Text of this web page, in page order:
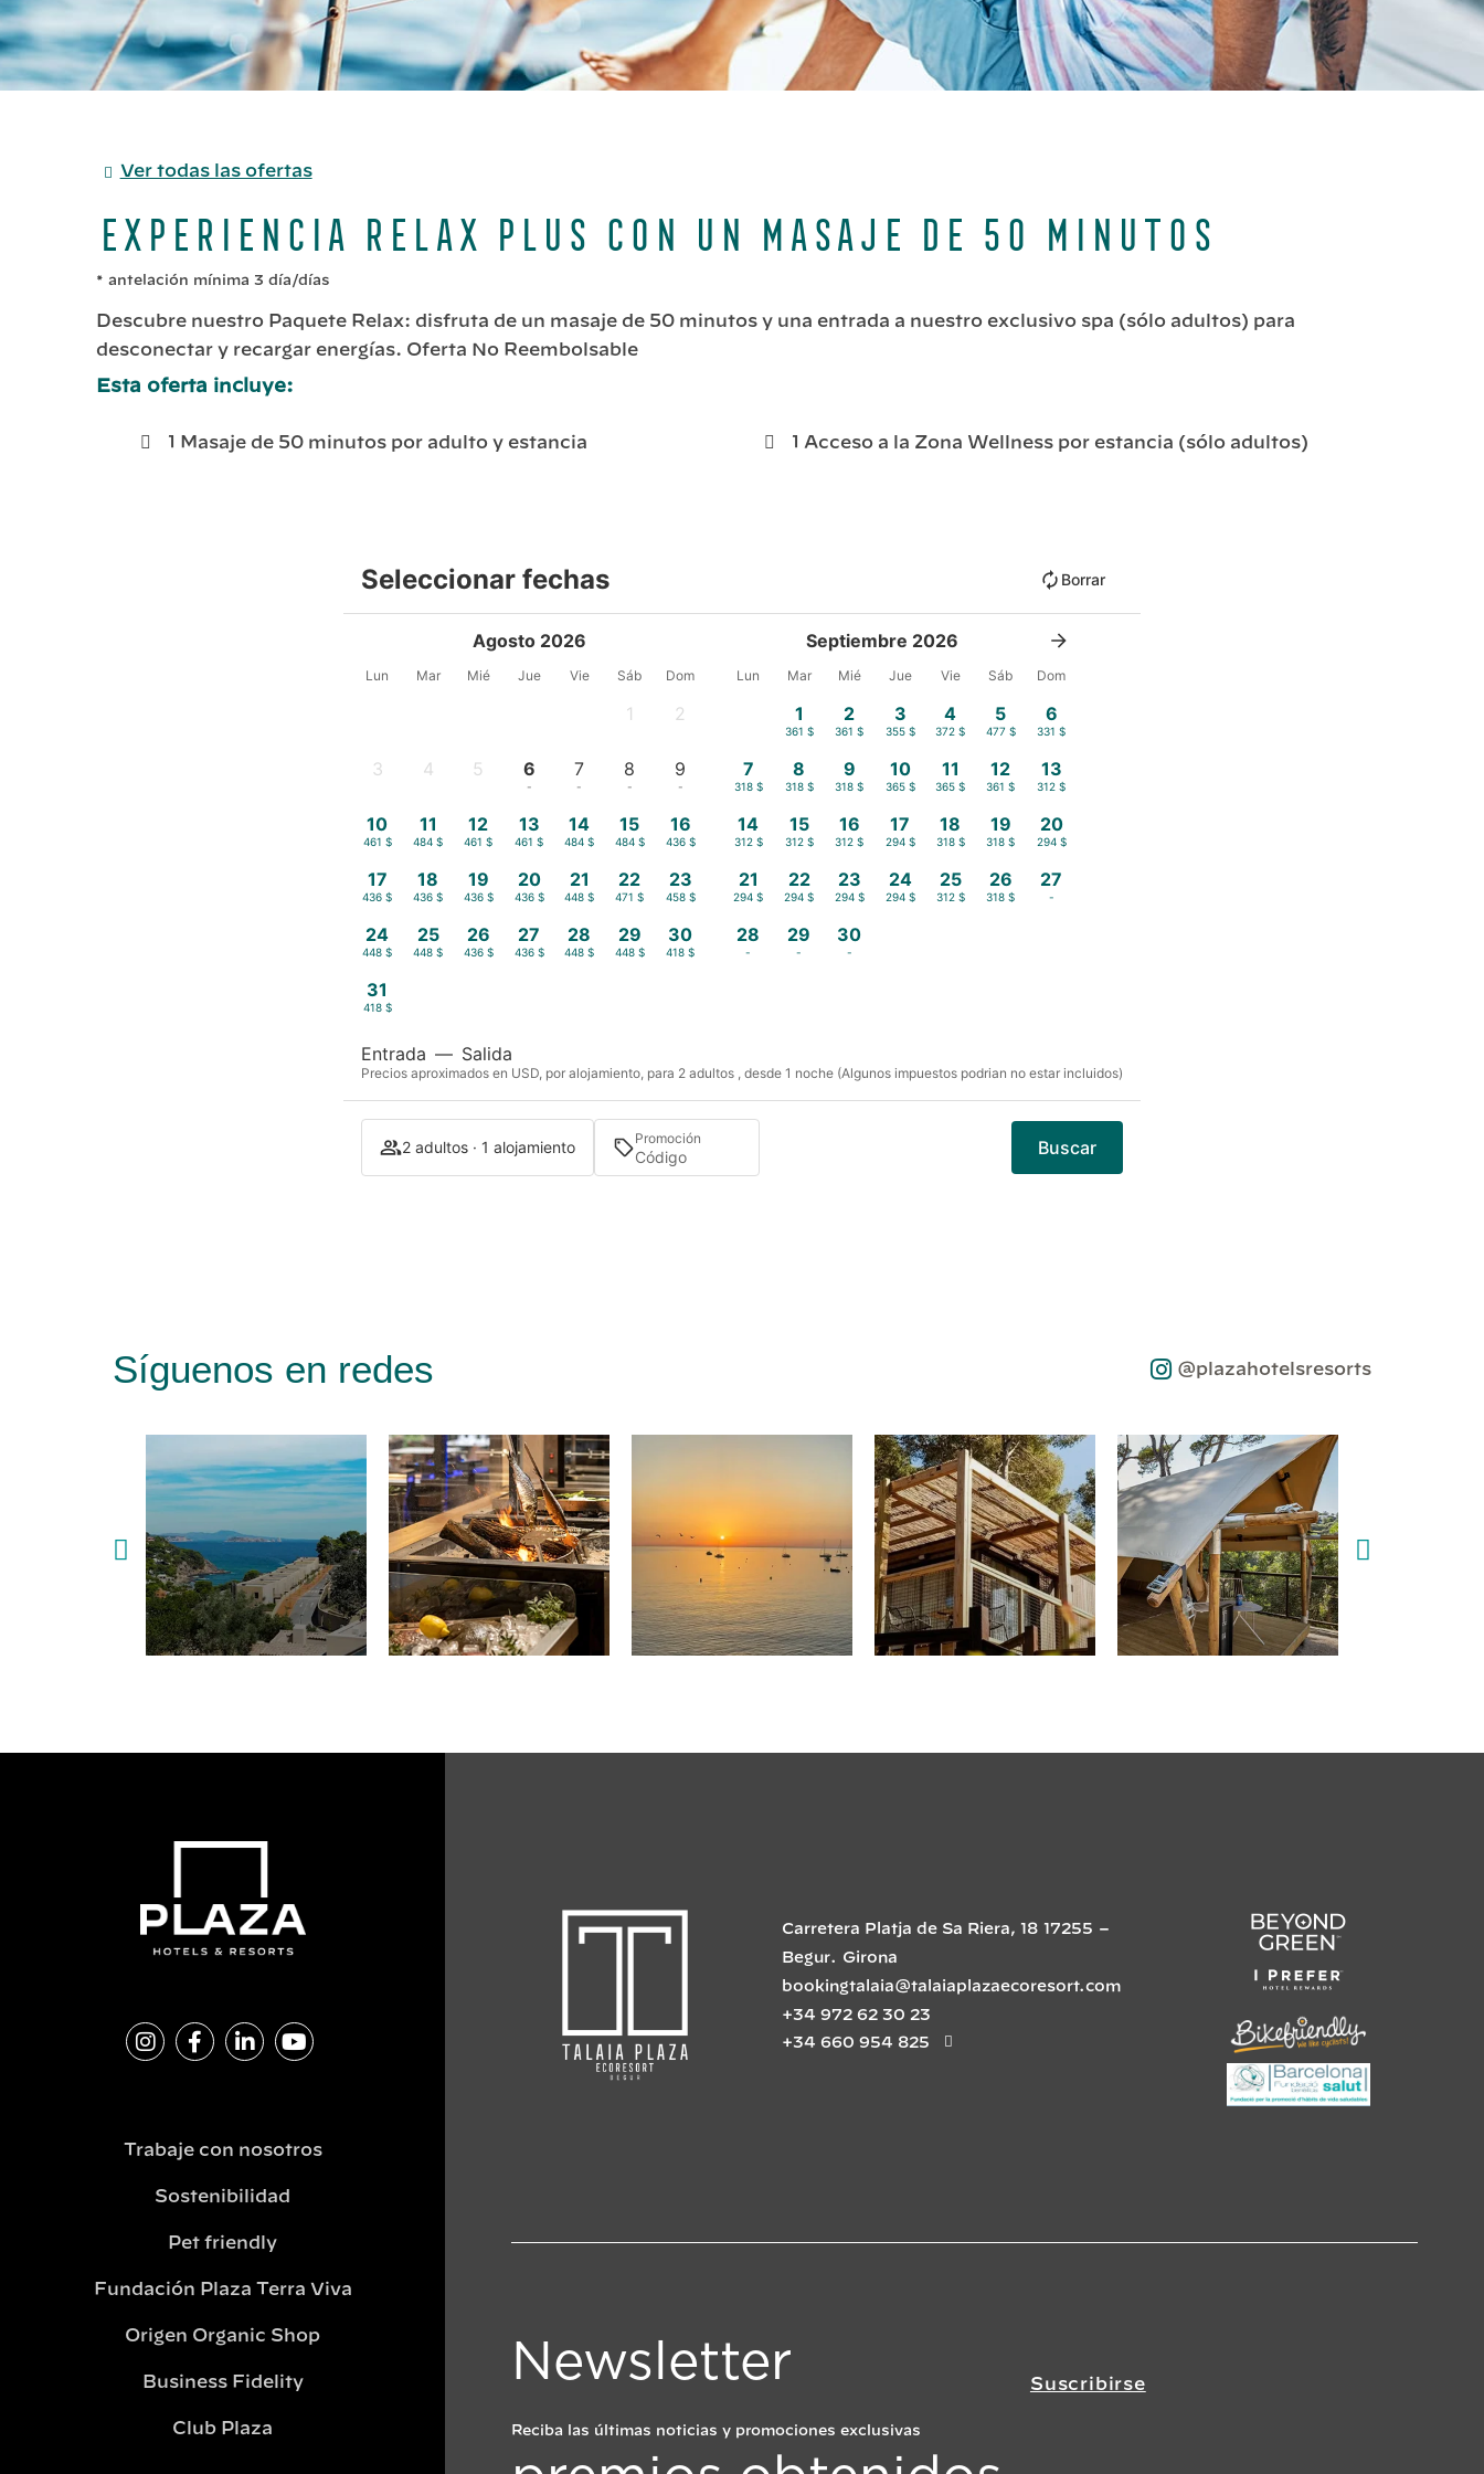
Ver todas las ofertas
Experiencia Relax Plus con un masaje de 50 minutos
antelación mínima 3 día/días
Descubre nuestro Paquete Relax: disfruta de un masaje de 50 minutos y una entrada a nuestro exclusivo spa (sólo adultos) para
desconectar y recargar energías. Oferta No Reembolsable
Esta oferta incluye:
1 Masaje de 50 minutos por adulto y estancia 1 Acceso a la Zona Wellness por estancia (sólo adultos)
Seleccionar fechas Borrar
Agosto 2026
Lun Mar Mié Jue Vie Sáb Dom
1 2
3 4 5 6
-
7
-
8
-
9
-
10
461 $
11
484 $
12
461 $
13
461 $
14
484 $
15
484 $
16
436 $
17
436 $
18
436 $
19
436 $
20
436 $
21
448 $
22
471 $
23
458 $
24
448 $
25
448 $
26
436 $
27
436 $
28
448 $
29
448 $
30
418 $
31
418 $
Septiembre 2026
Lun Mar Mié Jue Vie Sáb Dom
1
361 $
2
361 $
3
355 $
4
372 $
5
477 $
6
331 $
7
318 $
8
318 $
9
318 $
10
365 $
11
365 $
12
361 $
13
312 $
14
312 $
15
312 $
16
312 $
17
294 $
18
318 $
19
318 $
20
294 $
21
294 $
22
294 $
23
294 $
24
294 $
25
312 $
26
318 $
27
-
28
-
29
-
30
-
Entrada — Salida
Precios aproximados en USD, por alojamiento, para 2 adultos , desde 1 noche (Algunos impuestos podrian no estar incluidos)
2 adultos · 1 alojamiento Promoción Buscar
Síguenos en redes @plazahotelsresorts
Trabaje con nosotros
Sostenibilidad
Pet friendly
Fundación Plaza Terra Viva
Origen Organic Shop
Business Fidelity
Club Plaza
Carretera Platja de Sa Riera, 18 17255 –
Begur. Girona
bookingtalaia@talaiaplazaecoresort.com
+34 972 62 30 23
+34 660 954 825
Newsletter Suscribirse
Reciba las últimas noticias y promociones exclusivas